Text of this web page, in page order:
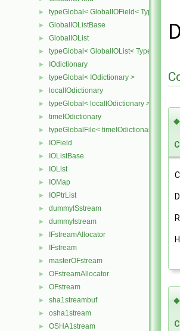
► typeGlobal< GlobalIOField< Type > >
► GlobalIOListBase
► GlobalIOList
► typeGlobal< GlobalIOList< Type > >
► IOdictionary
► typeGlobal< IOdictionary >
► localIOdictionary
► typeGlobal< localIOdictionary >
► timeIOdictionary
► typeGlobalFile< timeIOdictionary >
► IOField
► IOListBase
► IOList
► IOMap
► IOPtrList
► dummyISstream
► dummyIstream
► IFstreamAllocator
► IFstream
► masterOFstream
► OFstreamAllocator
► OFstream
► sha1streambuf
► osha1stream
► OSHA1stream
◆
◆